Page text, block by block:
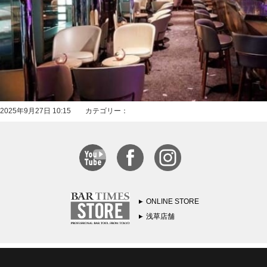
2025年9月27日 10:15 カテゴリー：
ONLINE STORE
浅草店舗